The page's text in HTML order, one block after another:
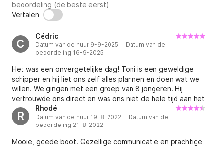
beoordeling (de beste eerst)
Vertalen
C
Cédric
Datum van de huur 9-9-2025 · Datum van de
beoordeling 16-9-2025
Het was een onvergetelijke dag! Toni is een geweldige
schipper en hij liet ons zelf alles plannen en doen wat we
willen. We gingen met een groep van 8 jongeren. Hij
vertrouwde ons direct en was ons niet de hele tijd aan het
controleren. Heel de groep vond de dag op de boot een
van de beste dagen uit ons leven, en dit kwam ook dankzij
Toni!
R
Rhodé
Datum van de huur 19-8-2022 · Datum van de
beoordeling 21-8-2022
Mooie, goede boot. Gezellige communicatie en prachtige